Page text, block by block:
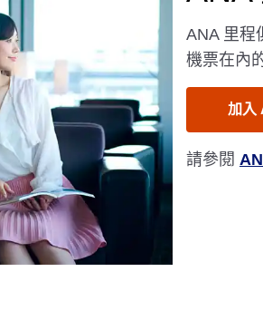
ANA 里程
機票在內
加入
請參閱